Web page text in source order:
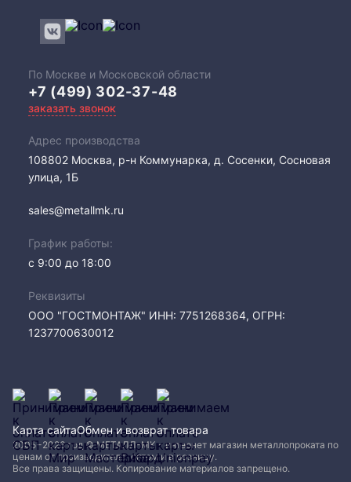
По Москве и Московской области
+7 (499) 302-37-48
заказать звонок
Адрес производства
108802​ Москва, р-н Коммунарка, д. Сосенки, Сосновая
улица, 1Б
sales@metallmk.ru
График работы:
с 9:00 до 18:00
Реквизиты
ООО "ГОСТМОНТАЖ" ИНН: 7751268364, ОГРН:
1237700630012
2005−2026 год © МЕТАЛЛ-МК - интернет магазин металлопроката по
ценам от производителя, оптом и в розницу.
Все права защищены. Копирование материалов запрещено.
Карта сайтаОбмен и возврат товара